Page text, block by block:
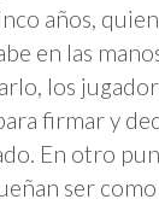
años,
en las
los
firmar y
En otro
ser como